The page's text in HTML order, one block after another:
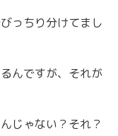
っちり分けてまし
んですが、それが
じゃない？それ？